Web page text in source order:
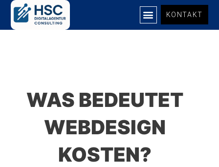
Zum
springen
KONTAKT
WAS BEDEUTET
WEBDESIGN
KOSTEN?